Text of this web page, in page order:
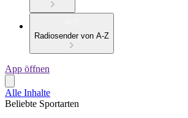
Radiosender von A-Z
App öffnen
Alle Inhalte
Beliebte Sportarten